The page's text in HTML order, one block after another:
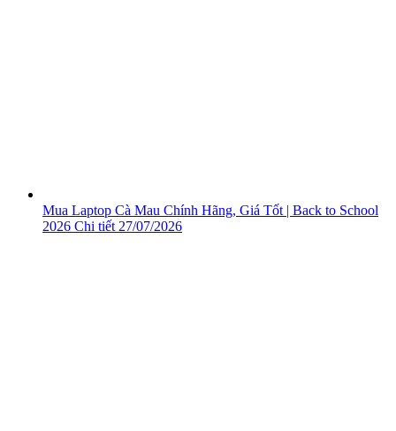
Mua Laptop Cà Mau Chính Hãng, Giá Tốt | Back to School
2026 Chi tiết 27/07/2026